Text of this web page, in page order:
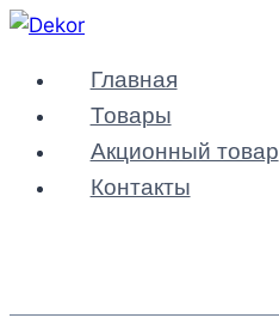
Перейти
содержимому
Главная
Товары
Акционный товар
Контакты